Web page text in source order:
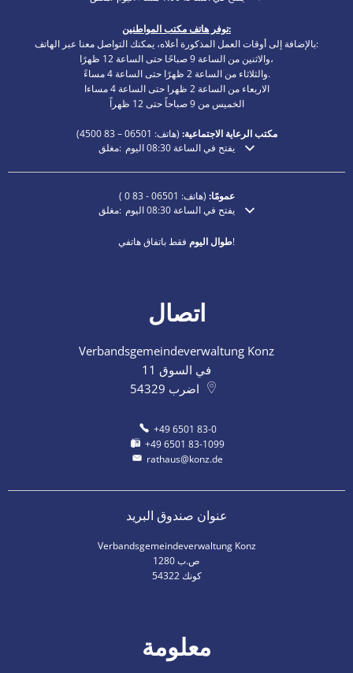
توفر هاتف مكتب المواطنين:
بالإضافة إلى أوقات العمل المذكورة أعلاه، يمكنك التواصل معنا عبر الهاتف:
والاثنين من الساعة 9 صباحًا حتى الساعة 12 ظهرًا،
والثلاثاء من الساعة 2 ظهرًا حتى الساعة 4 مساءً.
الاربعاء من الساعة 2 ظهرا حتى الساعة 4 مساءا
الخميس من 9 صباحاً حتى 12 ظهراً
مكتب الرعاية الاجتماعية: (هاتف:
4500)
انقر لإخفاء أوقات الفتح أو الإغلاق الإضافية
مغلق: يفتح في الساعة 08:30 اليوم
عمومًا: (هاتف:
)
انقر لإخفاء أوقات الفتح أو الإغلاق الإضافية
مغلق: يفتح في الساعة 08:30 اليوم
طوال اليومفقط باتفاق هاتفي!
اتصال
Verbandsgemeindeverwaltung Konz
في السوق 11
54329 اضرب
+49 6501 83-0
+49 6501 83-1099
rathaus@konz.de
عنوان صندوق البريد
Verbandsgemeindeverwaltung Konz
ص.ب 1280
54322 كونك
معلومة